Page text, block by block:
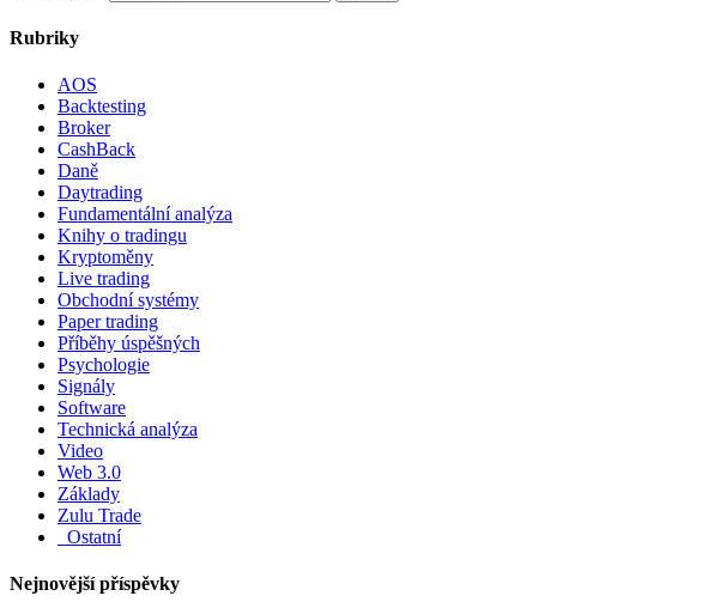
Rubriky
AOS
Backtesting
Broker
CashBack
Daně
Daytrading
Fundamentální analýza
Knihy o tradingu
Kryptoměny
Live trading
Obchodní systémy
Paper trading
Příběhy úspěšných
Psychologie
Signály
Software
Technická analýza
Video
Web 3.0
Základy
Zulu Trade
_Ostatní
Nejnovější příspěvky